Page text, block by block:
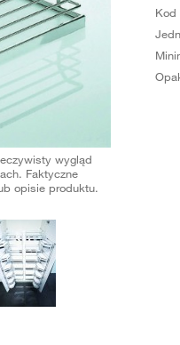
wygląd
Faktyczne
opisie produktu.
Kod